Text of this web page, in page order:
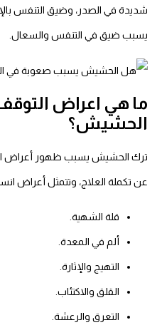
شديدة في الصدر، وضيق التنفس
يسبب ضيق في التنفس والسعال.
ما هي اعراض
الحشيش؟
ترك الحشيش يسبب ظهور أعراض
عن تكملة العلاج، وتتمثل أعراض
قلة الشهية.
ألم في المعدة.
التهيج والإثارة.
القلق والاكتئاب.
التعرق والرعشة.